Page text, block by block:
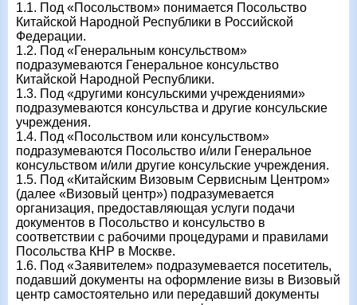
1.1. Под «Посольством» понимается Посольство
Китайской Народной Республики в Российской
Федерации.
1.2. Под «Генеральным консульством»
подразумеваются Генеральное консульство
Китайской Народной Республики.
1.3. Под «другими консульскими учреждениями»
подразумеваются консульства и другие консульские
учреждения.
1.4. Под «Посольством или консульством»
подразумеваются Посольство и/или Генеральное
консульством и/или другие консульские учреждения.
1.5. Под «Китайским Визовым Сервисным Центром»
(далее «Визовый центр») подразумевается
организация, предоставляющая услуги подачи
документов в Посольство и консульство в
соответствии с рабочими процедурами и правилами
Посольства КНР в Москве.
1.6. Под «Заявителем» подразумевается посетитель,
подавший документы на оформление визы в Визовый
центр самостоятельно или передавший документы